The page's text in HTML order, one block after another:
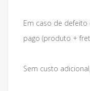
Em caso de
pago (produto +
Sem custo